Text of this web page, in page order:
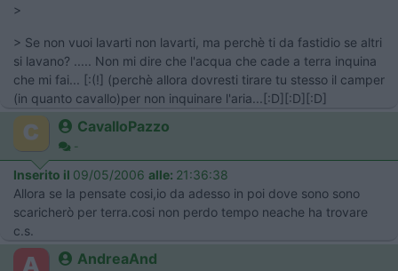
>
> Se non vuoi lavarti non lavarti, ma perchè ti da fastidio se altri
si lavano? ..... Non mi dire che l'acqua che cade a terra inquina
che mi fai... [:(!] (perchè allora dovresti tirare tu stesso il camper
(in quanto cavallo)per non inquinare l'aria...[:D][:D][:D]
CavalloPazzo
-
Inserito il 09/05/2006 alle: 21:36:38
Allora se la pensate cosi,io da adesso in poi dove sono sono
scaricherò per terra.cosi non perdo tempo neache ha trovare
c.s.
AndreaAnd